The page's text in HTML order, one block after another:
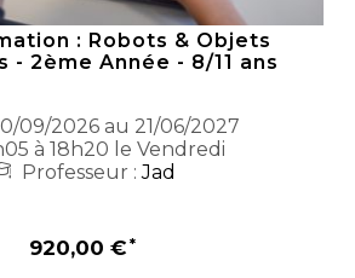
: Robots & Objets
- 2ème Année - 8/11 ans
09/2026 au 21/06/2027
à 18h20 le Vendredi
Professeur :Jad
920,00 €